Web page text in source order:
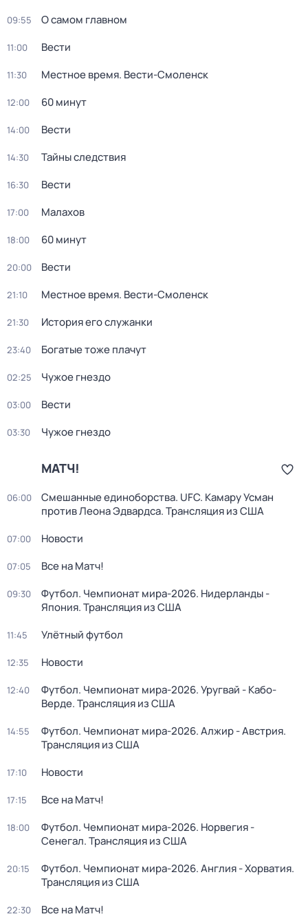
09:55 О самом главном
11:00 Вести
11:30 Местное время. Вести-Смоленск
12:00 60 минут
14:00 Вести
14:30 Тайны следствия
16:30 Вести
17:00 Малахов
18:00 60 минут
20:00 Вести
21:10 Местное время. Вести-Смоленск
21:30 История его служанки
23:40 Богатые тоже плачут
02:25 Чужое гнездо
03:00 Вести
03:30 Чужое гнездо
МАТЧ!
06:00
Смешанные единоборства. UFC. Камару Усман
против Леона Эдвардса. Трансляция из США
07:00 Новости
07:05 Все на Матч!
09:30
Футбол. Чемпионат мира-2026. Нидерланды -
Япония. Трансляция из США
11:45 Улётный футбол
12:35 Новости
12:40
Футбол. Чемпионат мира-2026. Уругвай - Кабо-
Верде. Трансляция из США
14:55
Футбол. Чемпионат мира-2026. Алжир - Австрия.
Трансляция из США
17:10 Новости
17:15 Все на Матч!
18:00
Футбол. Чемпионат мира-2026. Норвегия -
Сенегал. Трансляция из США
20:15
Футбол. Чемпионат мира-2026. Англия - Хорватия.
Трансляция из США
22:30 Все на Матч!